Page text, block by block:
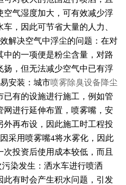
空气湿度加大，可有效减少浮
，因此可节省大量的人力、
解决空气中浮尘的问题：在对
中的一项便是粉尘含量，对路
扬，但无法减少空气中已有浮
安装：城市喷雾除臭设备降尘
已有的设施进行施工，例如管
网进行延伸布置，喷雾嘴，安
外再布设，因此施工时工程投
采用喷雾嘴4将水雾化，因此
投资后使用成本较低，而且
染发生：洒水车进行喷洒
此有时会产生积水问题，引发